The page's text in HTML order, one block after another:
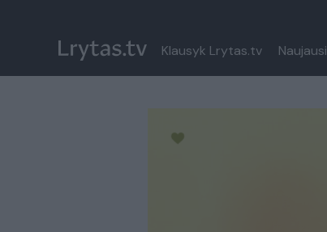
Klausyk Lrytas.tv Naujausi